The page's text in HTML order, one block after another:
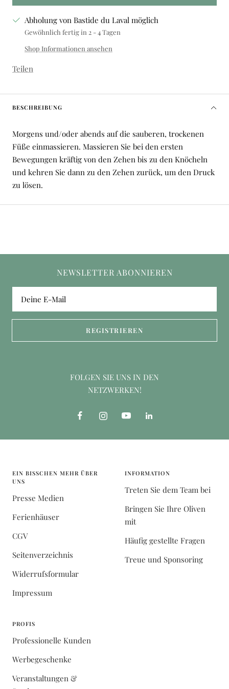
Abholung von Bastide du Laval möglich
Gewöhnlich fertig in 2 - 4 Tagen
Shop Informationen ansehen
Teilen
BESCHREIBUNG
Morgens und/oder abends auf die sauberen, trockenen
Füße einmassieren. Massieren Sie bei den ersten
Bewegungen kräftig von den Zehen bis zu den Knöcheln
und kehren Sie dann zu den Zehen zurück, um den Druck
zu lösen.
NEWSLETTER ABONNIEREN
Deine E-Mail
REGISTRIEREN
FOLGEN SIE UNS IN DEN
NETZWERKEN!
EIN BISSCHEN MEHR ÜBER
UNS
Presse Medien
Ferienhäuser
CGV
Seitenverzeichnis
Widerrufsformular
Impressum
INFORMATION
Treten Sie dem Team bei
Bringen Sie Ihre Oliven
mit
Häufig gestellte Fragen
Treue und Sponsoring
PROFIS
Professionelle Kunden
Werbegeschenke
Veranstaltungen &